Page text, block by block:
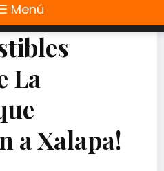
Menú
La
a Xalapa!